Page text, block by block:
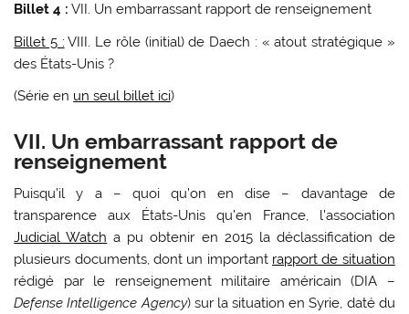
Billet 4 : VII. Un embarrassant rapport de renseignement
Billet 5 : VIII. Le rôle (initial) de Daech : « atout stratégique »
des États-Unis ?
(Série en un seul billet ici)
VII. Un embarrassant rapport de
renseignement
Puisqu’il y a – quoi qu’on en dise – davantage de
transparence aux États-Unis qu’en France, l’association
Judicial Watch a pu obtenir en 2015 la déclassification de
plusieurs documents, dont un important rapport de situation
rédigé par le renseignement militaire américain (DIA –
Defense Intelligence Agency) sur la situation en Syrie, daté du